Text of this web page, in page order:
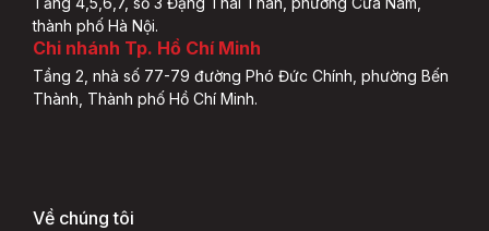
thành phố Hà Nội.
Chi nhánh Tp. Hồ Chí Minh
Tầng 2, nhà số 77-79 đường Phó Đức Chính, phường Bến
Thành, Thành phố Hồ Chí Minh.
Về chúng tôi